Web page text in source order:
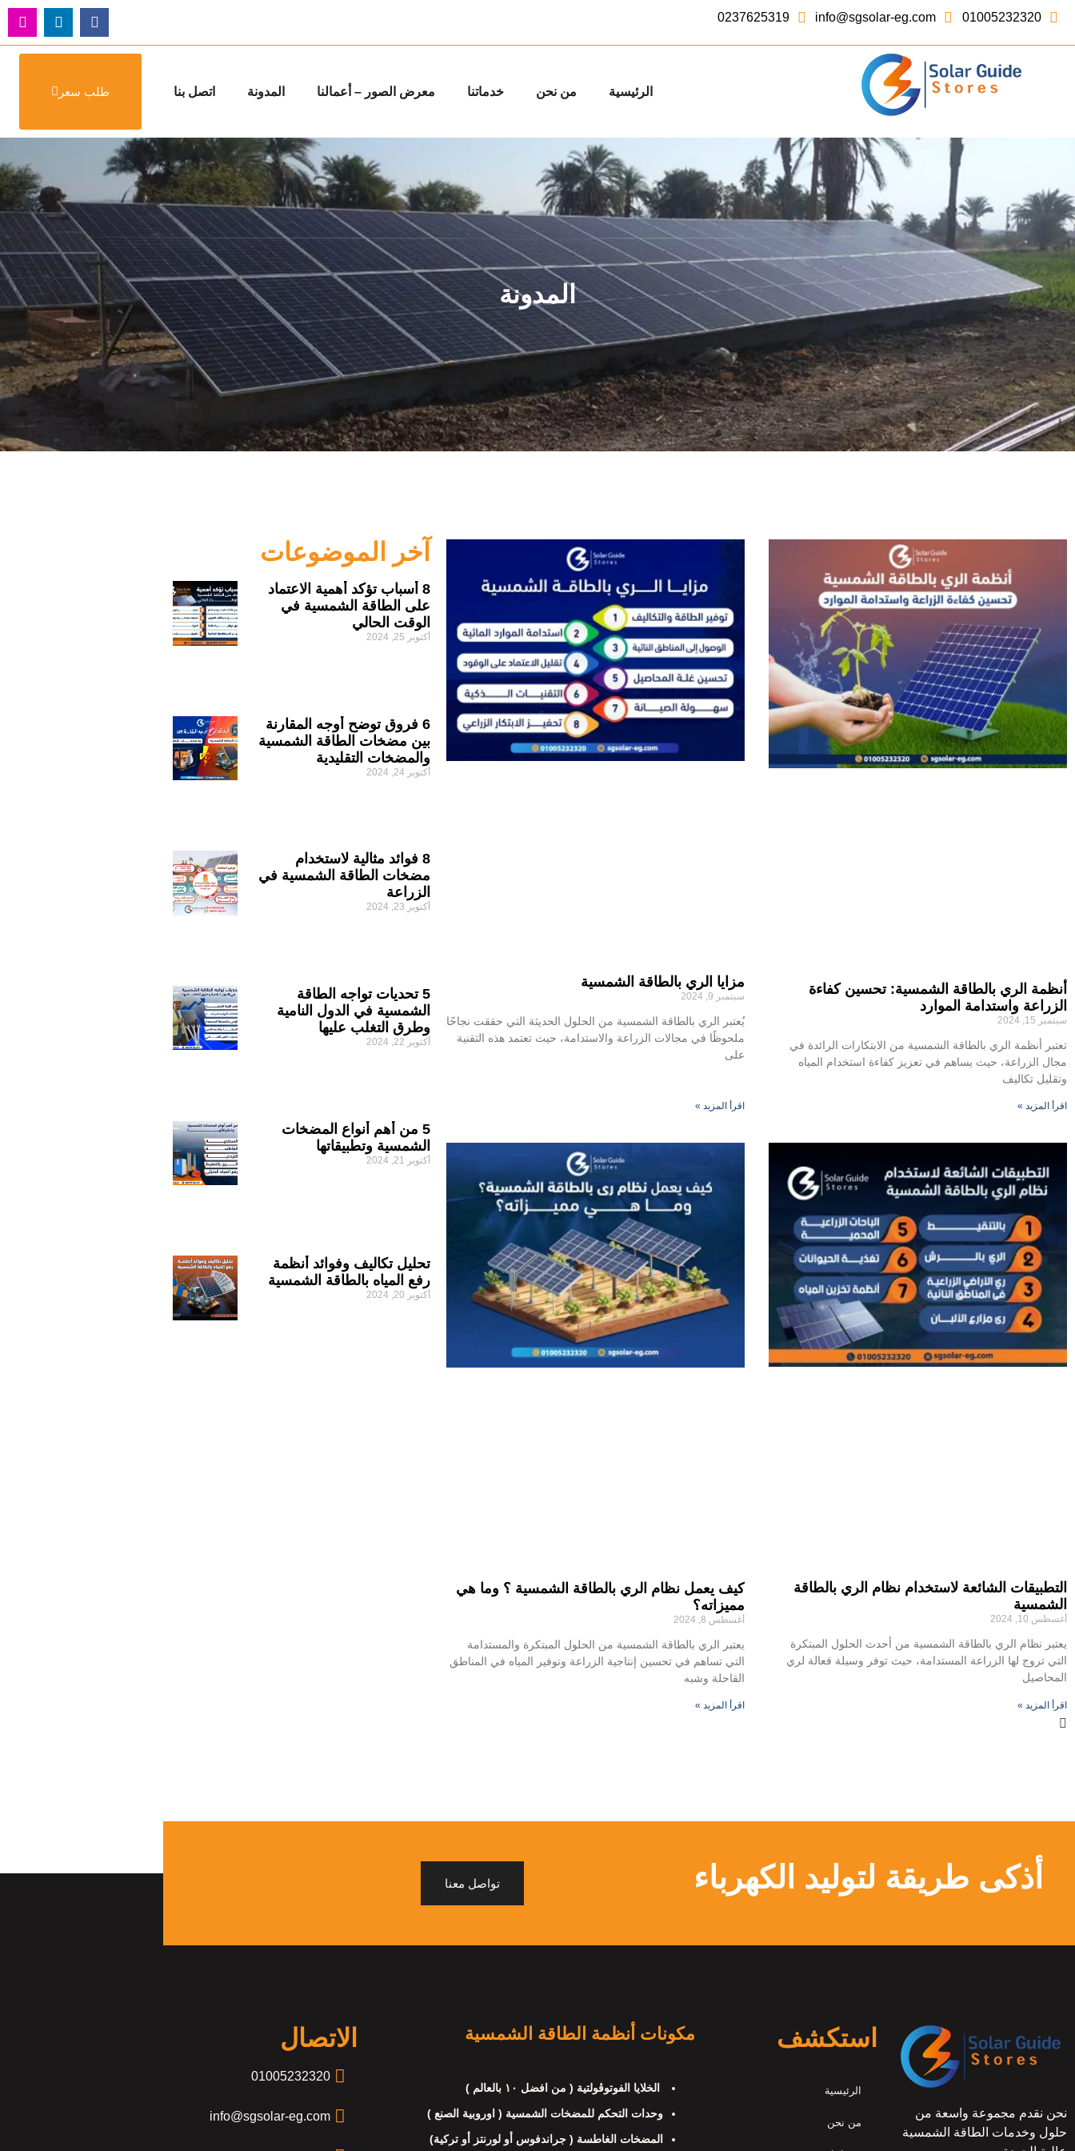
01005232320
info@sgsolar-eg.com
0237625319
الرئيسية من نحن خدماتنا معرض الصور – أعمالنا المدونة اتصل بنا طلب سعر
المدونة
أنظمة الري بالطاقة الشمسية: تحسين كفاءة
الزراعة واستدامة الموارد
سبتمبر 15, 2024
تعتبر أنظمة الري بالطاقة الشمسية من الابتكارات الرائدة في
مجال الزراعة، حيث يساهم في تعزيز كفاءة استخدام المياه
وتقليل تكاليف
اقرأ المزيد »
مزايا الري بالطاقة الشمسية
سبتمبر 9, 2024
يُعتبر الري بالطاقة الشمسية من الحلول الحديثة التي حققت نجاحًا
ملحوظًا في مجالات الزراعة والاستدامة، حيث تعتمد هذه التقنية
على
اقرأ المزيد »
التطبيقات الشائعة لاستخدام نظام الري بالطاقة
الشمسية
أغسطس 10, 2024
يعتبر نظام الري بالطاقة الشمسية من أحدث الحلول المبتكرة
التي تروج لها الزراعة المستدامة، حيث توفر وسيلة فعالة لري
المحاصيل
اقرأ المزيد »
كيف يعمل نظام الري بالطاقة الشمسية ؟ وما هي
مميزاته؟
أغسطس 8, 2024
يعتبر الري بالطاقة الشمسية من الحلول المبتكرة والمستدامة
التي تساهم في تحسين إنتاجية الزراعة وتوفير المياه في المناطق
القاحلة وشبه
اقرأ المزيد »
آخر الموضوعات
8 أسباب تؤكد أهمية الاعتماد
على الطاقة الشمسية في
الوقت الحالي
أكتوبر 25, 2024
6 فروق توضح أوجه المقارنة
بين مضخات الطاقة الشمسية
والمضخات التقليدية
أكتوبر 24, 2024
8 فوائد مثالية لاستخدام
مضخات الطاقة الشمسية في
الزراعة
أكتوبر 23, 2024
5 تحديات تواجه الطاقة
الشمسية في الدول النامية
وطرق التغلب عليها
أكتوبر 22, 2024
5 من أهم أنواع المضخات
الشمسية وتطبيقاتها
أكتوبر 21, 2024
تحليل تكاليف وفوائد أنظمة
رفع المياه بالطاقة الشمسية
أكتوبر 20, 2024
أذكى طريقة لتوليد الكهرباء تواصل معنا
نحن نقدم مجموعة واسعة من
حلول وخدمات الطاقة الشمسية
استكشف
الرئيسية
من نحن
مكونات أنظمة الطاقة الشمسية
الخلايا الفوتوڤولتية ( من افضل ١٠ بالعالم )
وحدات التحكم للمضخات الشمسية ( اوروبية الصنع )
المضخات الغاطسة ( جراندفوس أو لورنتز أو تركية)
الاتصال
01005232320
info@sgsolar-eg.com